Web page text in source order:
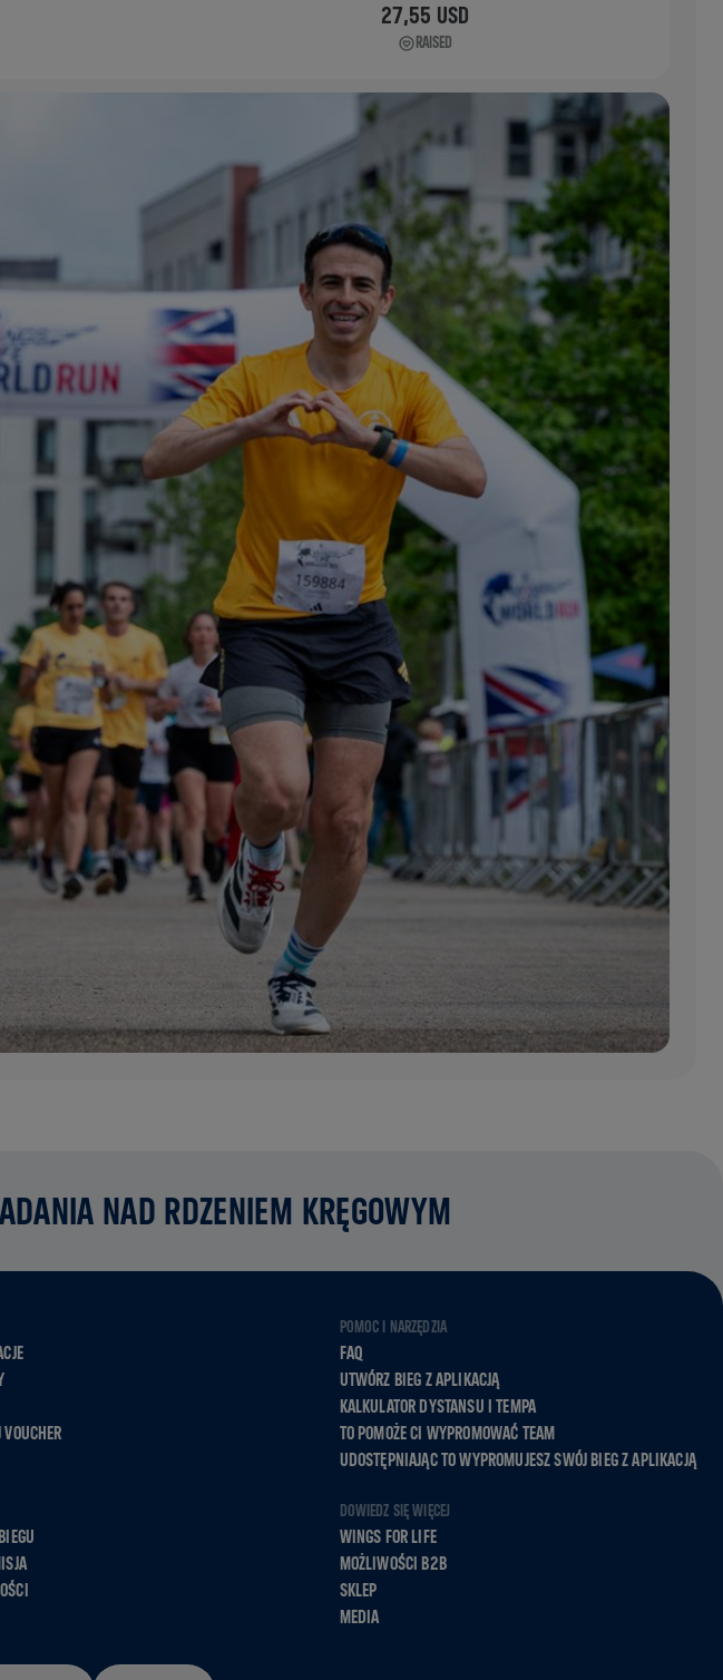
27,55 USD
RAISED
NAD RDZENIEM KRĘGOWYM
POMOC I NARZĘDZIA
FAQ
UTWÓRZ BIEG Z APLIKACJĄ
KALKULATOR DYSTANSU I TEMPA
TO POMOŻE CI WYPROMOWAĆ TEAM
UDOSTĘPNIAJĄC TO WYPROMUJESZ SWÓJ BIEG Z APLIKACJĄ
DOWIEDZ SIĘ WIĘCEJ
WINGS FOR LIFE
MOŻLIWOŚCI B2B
SKLEP
MEDIA